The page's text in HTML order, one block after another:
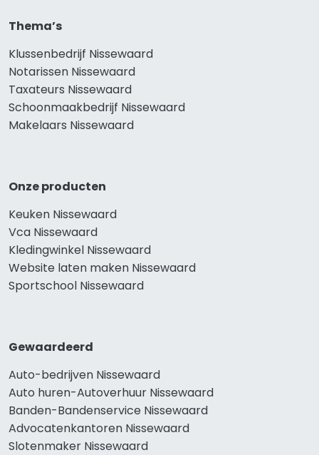
Thema’s
Klussenbedrijf Nissewaard
Notarissen Nissewaard
Taxateurs Nissewaard
Schoonmaakbedrijf Nissewaard
Makelaars Nissewaard
Onze producten
Keuken Nissewaard
Vca Nissewaard
Kledingwinkel Nissewaard
Website laten maken Nissewaard
Sportschool Nissewaard
Gewaardeerd
Auto-bedrijven Nissewaard
Auto huren-Autoverhuur Nissewaard
Banden-Bandenservice Nissewaard
Advocatenkantoren Nissewaard
Slotenmaker Nissewaard